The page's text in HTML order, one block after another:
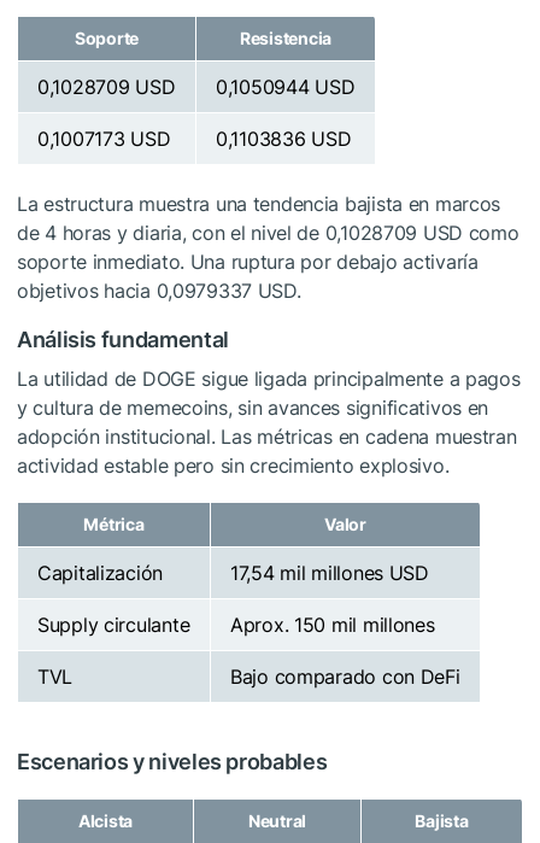
Soporte Resistencia
0,1028709 USD 0,1050944 USD
0,1007173 USD 0,1103836 USD
La estructura muestra una tendencia bajista en marcos
de 4 horas y diaria, con el nivel de 0,1028709 USD como
soporte inmediato. Una ruptura por debajo activaría
objetivos hacia 0,0979337 USD.
Análisis fundamental
La utilidad de DOGE sigue ligada principalmente a pagos
y cultura de memecoins, sin avances significativos en
adopción institucional. Las métricas en cadena muestran
actividad estable pero sin crecimiento explosivo.
Métrica Valor
Capitalización 17,54 mil millones USD
Supply circulante Aprox. 150 mil millones
TVL Bajo comparado con DeFi
Escenarios y niveles probables
Alcista Neutral Bajista